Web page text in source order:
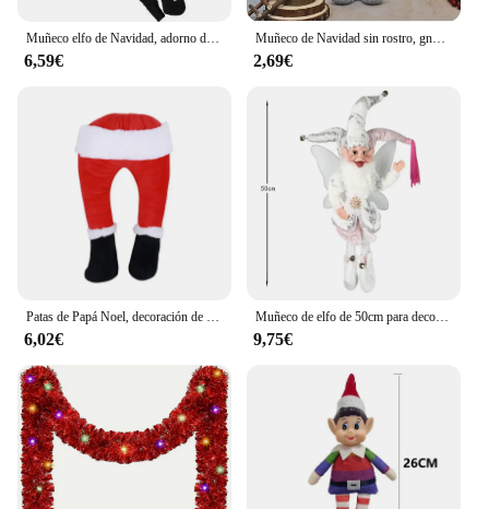
Muñeco elfo de Navidad, adorno de arcoíris, decoración de escritorio para el hogar, accesorios de diseño de escena, regalos de Navidad para niños coquinos
6,59€
Muñeco de Navidad sin rostro, gnomo, decoraciones navideñas para el hogar, adorno de Navidad Natal, Año Nuevo 2023, 2024
2,69€
Patas de Papá Noel, decoración de árbol de Navidad, decoración de puerta de felpa, pata de elfo de Papá Noel, decoración navideña para adornos colgantes para el hogar
6,02€
Muñeco de elfo de 50cm para decoración navideña, juguete colgante de pie, adornos para el hogar, regalo de Año Nuevo para niños, 2023
9,75€